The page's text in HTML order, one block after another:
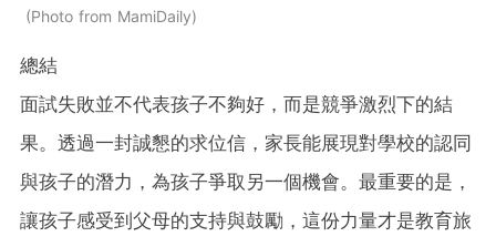
Photo from MamiDaily
總結
面試失敗並不代表孩子不夠好，而是競爭激烈下的結
果。透過一封誠懇的求位信，家長能展現對學校的認同
與孩子的潛力，為孩子爭取另一個機會。最重要的是，
讓孩子感受到父母的支持與鼓勵，這份力量才是教育旅